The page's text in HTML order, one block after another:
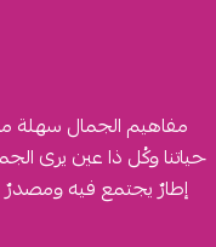
مفاهيم الجمال سهلة
حياتنا وكُل ذا عين يرى
إطارٌ يجتمع فيه